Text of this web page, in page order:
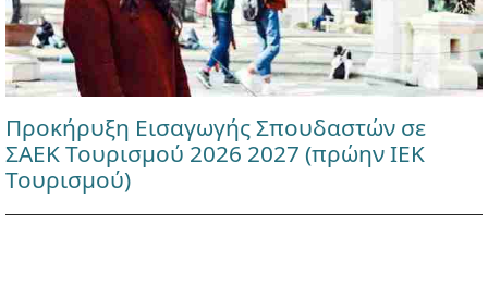
Προκήρυξη Εισαγωγής Σπουδαστών σε
ΣΑΕΚ Τουρισμού 2026 2027 (πρώην ΙΕΚ
Τουρισμού)